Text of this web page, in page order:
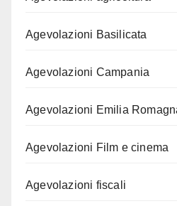
Agevolazioni Basilicata
Agevolazioni Campania
Agevolazioni Emilia
Agevolazioni Film e cinema
Agevolazioni fiscali